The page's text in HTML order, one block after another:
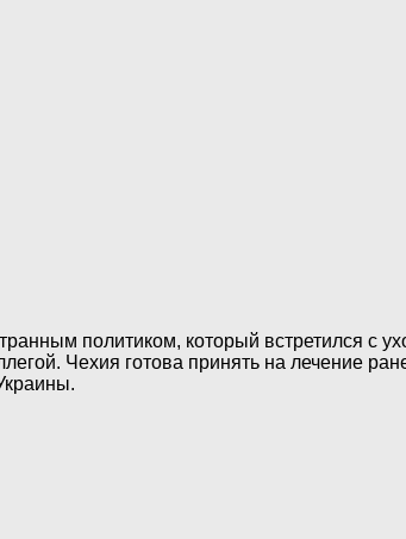
политиком, который встретился с
Чехия готова принять на лечение